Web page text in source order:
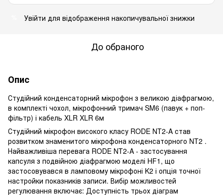
Увійти для відображення накопичувальної знижки
До обраного
Опис
Студійний конденсаторний мікрофон з великою діафрагмою,
в комплекті чохол, мікрофонний тримач SM6 (павук + поп-
фільтр) і кабель XLR XLR 6м
Студійний мікрофон високого класу RODE NT2-A став
розвитком знаменитого мікрофона конденсаторного NT2 .
Найважливіша перевага RODE NT2-A - застосування
капсуля з подвійною діафрагмою моделі HF1, що
застосовувався в ламповому мікрофоні K2 і опція точної
настройки показників записи. Вибір можливостей
регулювання включає: Доступність трьох діаграм